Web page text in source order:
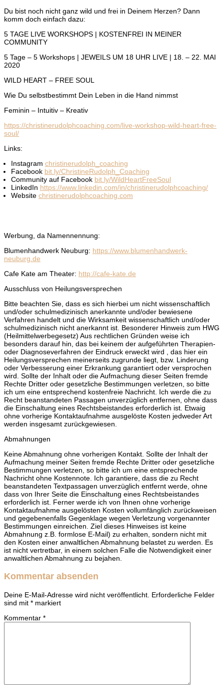
Du bist noch nicht ganz wild und frei in Deinem Herzen? Dann
komm doch einfach dazu:
5 TAGE LIVE WORKSHOPS | KOSTENFREI IN MEINER
COMMUNITY
5 Tage – 5 Workshops | JEWEILS UM 18 UHR LIVE | 18. – 22. MAI
2020
WILD HEART – FREE SOUL
Wie Du selbstbestimmt Dein Leben in die Hand nimmst
Feminin – Intuitiv – Kreativ
https://christinerudolphcoaching.com/live-workshop-wild-heart-free-
soul/
Links:
Instagram christinerudolph_coaching
Facebook bit.ly/ChristineRudolph_Coaching
Community auf Facebook bit.ly/WildHeartFreeSoul
LinkedIn https://www.linkedin.com/in/christinerudolphcoaching/
Website christinerudolphcoaching.com
Werbung, da Namennennung:
Blumenhandwerk Neuburg: https://www.blumenhandwerk-
neuburg.de
Cafe Kate am Theater: http://cafe-kate.de
Ausschluss von Heilungsversprechen
Bitte beachten Sie, dass es sich hierbei um nicht wissenschaftlich
und/oder schulmedizinisch anerkannte und/oder bewiesene
Verfahren handelt und die Wirksamkeit wissenschaftlich und/oder
schulmedizinisch nicht anerkannt ist. Besonderer Hinweis zum HWG
(Heilmittelwerbegesetz) Aus rechtlichen Gründen weise ich
besonders darauf hin, das bei keinem der aufgeführten Therapien-
oder Diagnoseverfahren der Eindruck erweckt wird , das hier ein
Heilungsversprechen meinerseits zugrunde liegt, bzw. Linderung
oder Verbesserung einer Erkrankung garantiert oder versprochen
wird. Sollte der Inhalt oder die Aufmachung dieser Seiten fremde
Rechte Dritter oder gesetzliche Bestimmungen verletzen, so bitte
ich um eine entsprechend kostenfreie Nachricht. Ich werde die zu
Recht beanstandeten Passagen unverzüglich entfernen, ohne dass
die Einschaltung eines Rechtsbeistandes erforderlich ist. Etwaig
ohne vorherige Kontaktaufnahme ausgelöste Kosten jedweder Art
werden insgesamt zurückgewiesen.
Abmahnungen
Keine Abmahnung ohne vorherigen Kontakt. Sollte der Inhalt der
Aufmachung meiner Seiten fremde Rechte Dritter oder gesetzliche
Bestimmungen verletzen, so bitte ich um eine entsprechende
Nachricht ohne Kostennote. Ich garantiere, dass die zu Recht
beanstandeten Textpassagen unverzüglich entfernt werde, ohne
dass von Ihrer Seite die Einschaltung eines Rechtsbeistandes
erforderlich ist. Ferner werde ich von Ihnen ohne vorherige
Kontaktaufnahme ausgelösten Kosten vollumfänglich zurückweisen
und gegebenenfalls Gegenklage wegen Verletzung vorgenannter
Bestimmungen einreichen. Ziel dieses Hinweises ist keine
Abmahnung z.B. formlose E-Mail) zu erhalten, sondern nicht mit
den Kosten einer anwaltlichen Abmahnung belastet zu werden. Es
ist nicht vertretbar, in einem solchen Falle die Notwendigkeit einer
anwaltlichen Abmahnung zu bejahen.
Kommentar absenden
Deine E-Mail-Adresse wird nicht veröffentlicht. Erforderliche Felder
sind mit * markiert
Kommentar *